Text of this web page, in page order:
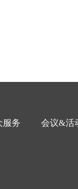
服务 会议&活